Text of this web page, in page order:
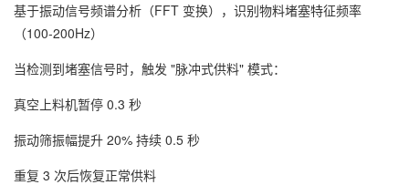
基于振动信号频谱分析（FFT 变换），识别物料堵塞特征频率
（100-200Hz）
当检测到堵塞信号时，触发 "脉冲式供料" 模式：
真空上料机暂停 0.3 秒
振动筛振幅提升 20% 持续 0.5 秒
重复 3 次后恢复正常供料